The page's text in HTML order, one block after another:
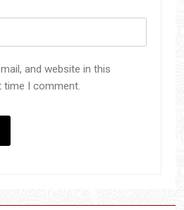
and website in this
I comment.